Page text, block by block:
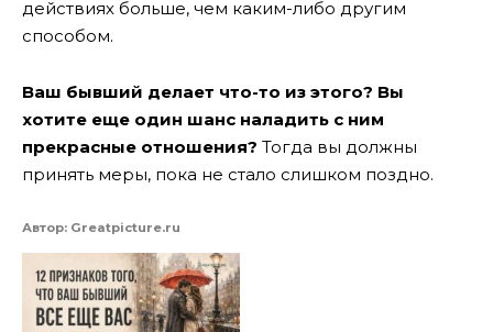
действиях больше, чем каким-либо другим
способом.
Ваш бывший делает что-то из этого? Вы
хотите еще один шанс наладить с ним
прекрасные отношения? Тогда вы должны
принять меры, пока не стало слишком поздно.
Автор: Greatpicture.ru